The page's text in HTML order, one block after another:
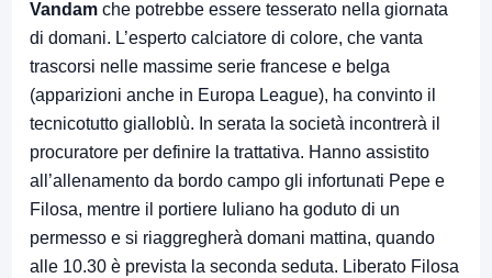
Vandam che potrebbe essere tesserato nella giornata
di domani. L’esperto calciatore di colore, che vanta
trascorsi nelle massime serie francese e belga
(apparizioni anche in Europa League), ha convinto il
tecnicotutto gialloblù. In serata la società incontrerà il
procuratore per definire la trattativa. Hanno assistito
all’allenamento da bordo campo gli infortunati Pepe e
Filosa, mentre il portiere Iuliano ha goduto di un
permesso e si riaggregherà domani mattina, quando
alle 10.30 è prevista la seconda seduta. Liberato Filosa